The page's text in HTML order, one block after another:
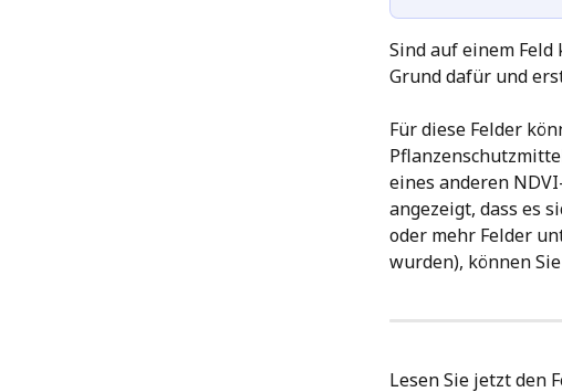
Sind auf einem
Grund dafür und
Für diese Felder
eines anderen
angezeigt, dass es
oder mehr Felder
wurden), können
Lesen Sie jetzt den